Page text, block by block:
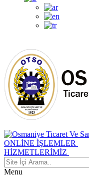
ONLİNE İŞLEMLER
HİZMETLERİMİZ
Menu